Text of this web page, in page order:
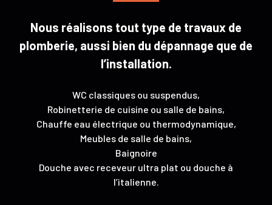
Nous réalisons tout type de travaux de
plomberie, aussi bien du dépannage que de
l’installation.
WC classiques ou suspendus,
Robinetterie de cuisine ou salle de bains,
Chauffe eau électrique ou thermodynamique,
Meubles de salle de bains,
Baignoire
Douche avec receveur ultra plat ou douche à
l’italienne.